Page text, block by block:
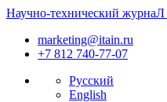
Научно-технический журнаЛ
marketing@itain.ru
+7 812 740-77-07
Русский
English